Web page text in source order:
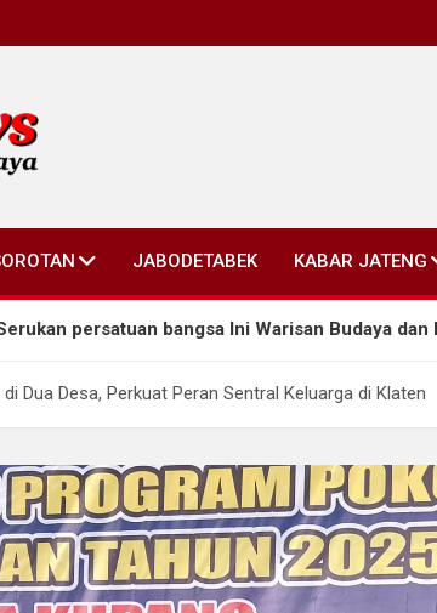
JABODETABEK KABAR JATENG
bangsa Ini Warisan Budaya dan Karakter
Dua Desa, Perkuat Peran Sentral Keluarga di Klaten